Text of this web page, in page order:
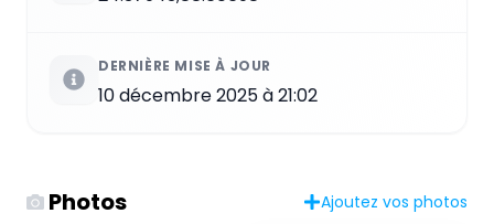
DERNIÈRE MISE À JOUR
10 décembre 2025 à 21:02
Photos Ajoutez vos photos